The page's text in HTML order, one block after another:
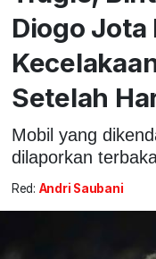
Diogo
Setelah
Mobil yang
dilaporkan
Red: Andri Saubani